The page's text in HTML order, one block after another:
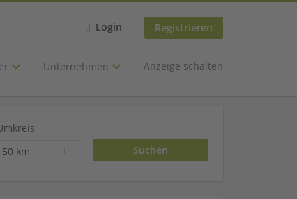
Login Registrieren
Unternehmen Anzeige schalten
50 km